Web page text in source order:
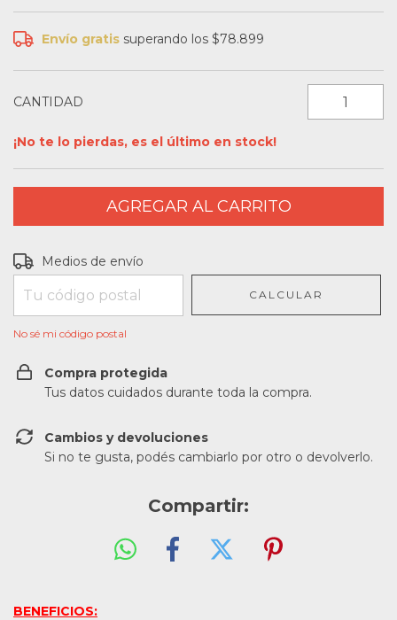
Envío gratis superando los$78.899
CANTIDAD
¡No te lo pierdas, es el último en stock!
Entregas para el CP:
Medios de envío
CALCULAR
No sé mi código postal
Compra protegida
Tus datos cuidados durante toda la compra.
Cambios y devoluciones
Si no te gusta, podés cambiarlo por otro o devolverlo.
Compartir:
BENEFICIOS: